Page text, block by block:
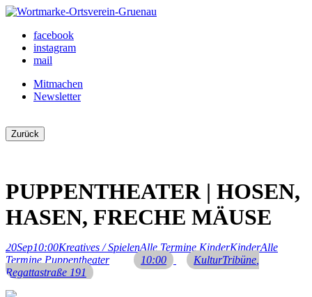
Skip
content
Ortsverein Grünau
Veranstaltungen und Angebote in Ihrem Bezirk
facebook
instagram
mail
Mitmachen
Newsletter
Zurück
PUPPENTHEATER | HOSEN,
HASEN, FRECHE MÄUSE
20Sep10:00Kreatives / SpielenAlle Termine, KinderKinderAlle
Termine, Puppentheater 10:00 KulturTribüne
Regattastraße 191